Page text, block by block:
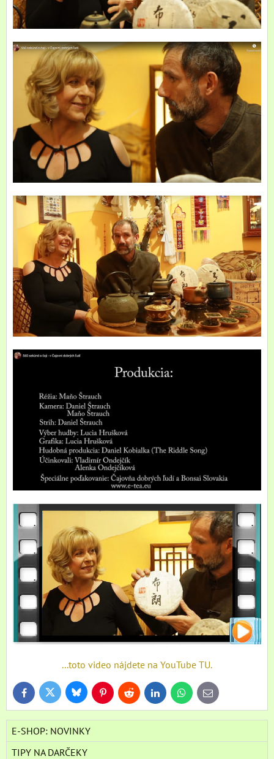
...toto video nájdete na YouTube TU.
FacebookTwitter BlueskyPinterestReddit LinkedInWhatsApp
E-
mail
E-SHOP: NOVINKY
TIPY NA DARČEKY